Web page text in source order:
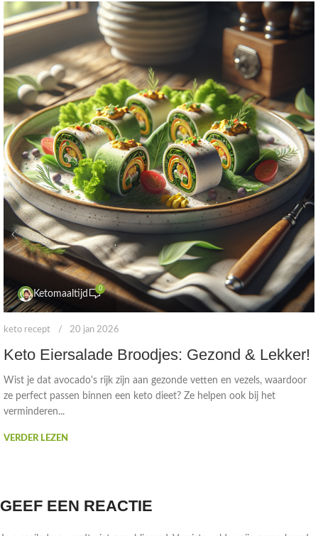
Ketomaaltijd
0
keto recept 20 jan 2026
Keto Eiersalade Broodjes: Gezond & Lekker!
Wist je dat avocado's rijk zijn aan gezonde vetten en vezels, waardoor
ze perfect passen binnen een keto dieet? Ze helpen ook bij het
verminderen...
VERDER LEZEN
GEEF EEN REACTIE